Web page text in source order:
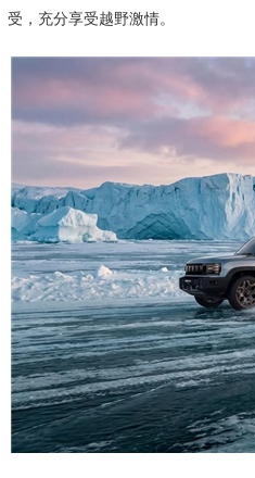
受，充分享受越野激情。